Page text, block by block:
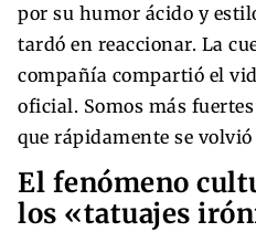
por su humor ácido y
tardó en reaccionar. La
compañía compartió el
oficial. Somos más
que rápidamente se
El fenómeno
los «tatuajes